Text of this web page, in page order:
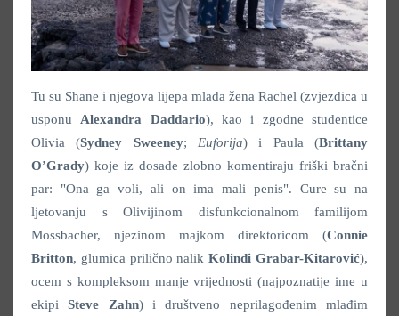
Tu su Shane i njegova lijepa mlada žena Rachel (zvjezdica u
usponuAlexandra Daddario), kao i zgodne studentice
Olivia (Sydney Sweeney;Euforija) i Paula (Brittany
O’Grady) koje iz dosade zlobno komentiraju friški bračni
par: "Ona ga voli, ali on ima mali penis". Cure su na
ljetovanju s Olivijinom disfunkcionalnom familijom
Mossbacher, njezinom majkom direktoricom (Connie
Britton, glumica prilično nalikKolindi Grabar-Kitarović),
ocem s kompleksom manje vrijednosti (najpoznatije ime u
ekipi Steve Zahn) i društveno neprilagođenim mlađim